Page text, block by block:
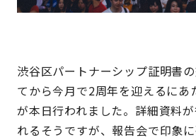
渋谷区パートナーシップ証明書
てから今月で2周年を迎えるにあ
が本日行われました。詳細資料
れるそうですが、報告会で印象